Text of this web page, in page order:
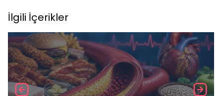
İlgili İçerikler